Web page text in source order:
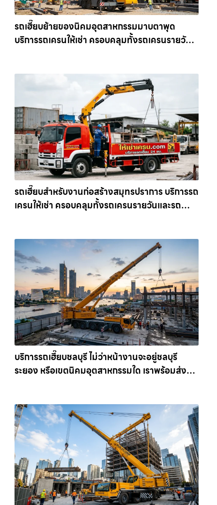
รถเฮี๊ยบย้ายของนิคมอุตสาหกรรมมาบตาพุด
บริการรถเครนให้เช่า ครอบคลุมทั้งรถเครนรายวัน
รถเฮี๊ยบสำหรับงานก่อสร้างสมุทรปราการ บริการรถ
เครนให้เช่า ครอบคลุมทั้งรถเครนรายวันและรถ
บริการรถเฮี๊ยบชลบุรี ไม่ว่าหน้างานจะอยู่ชลบุรี
ระยอง หรือเขตนิคมอุตสาหกรรมใด เราพร้อมส่งรถ